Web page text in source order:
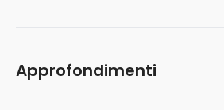
Approfondimenti